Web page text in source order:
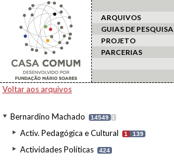
ARQUIVOS
GUIAS DE PESQUISA
PROJETO
PARCERIAS
Voltar aos arquivos
Bernardino Machado 14549 I
Activ. Pedagógica e Cultural 1 139
Actividades Políticas 424